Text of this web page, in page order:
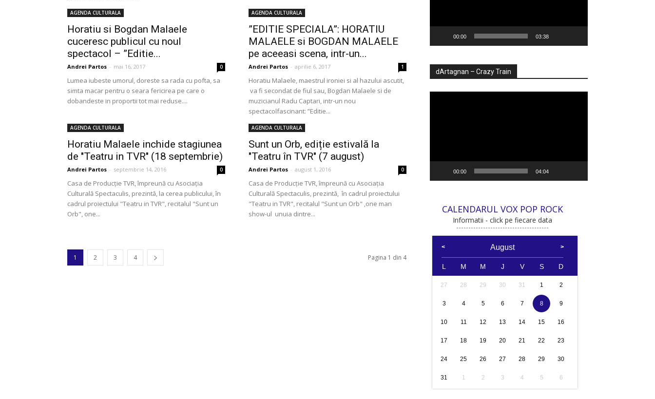
AGENDA CULTURALA
Horatiu si Bogdan Malaele
cuceresc publicul cu noul
spectacol – ”Editie...
Andrei Partos - mai 16, 2017 0
Lumea iubeste umorul, doreste sa rada cu pofta, sa
simta macar pentru o seara fericirea pe care o
dobandeste in proportii tot mai reduse....
AGENDA CULTURALA
”EDITIE SPECIALA”: HORATIU
MALAELE si BOGDAN MALAELE
pe aceeasi scena, intr-un...
Andrei Partos - aprilie 6, 2017 1
Horatiu Malaele, maestrul ironiei si al hazului ascutit,
va fi secondat de fiul sau, Bogdan Malaele si de
muzicianul Radu Captari, intr-un nou
spectacolfascinant: ”Editie...
AGENDA CULTURALA
Horatiu Malaele inchide stagiunea
de "Teatru in TVR" (18 septembrie)
Andrei Partos - septembrie 14, 2016 0
Casa de Producție TVR, împreună cu Asociația
Culturală Spectaculis, prezintă, la cerea publicului, în
cadrul proiectului "Teatru in TVR", recitalul "Sunt un
Orb", one...
AGENDA CULTURALA
Sunt un Orb, ediție estivală la
"Teatru în TVR" (7 august)
Andrei Partos - august 1, 2016 0
Casa de Producție TVR, împreună cu Asociația
Culturală Spectaculis, prezintă, în cadrul proiectului
"Teatru in TVR", recitalul "Sunt un Orb" ,one man
show-ul unuia dintre...
1 2 3 4 Pagina 1 din 4
00:00 03:38
dArtagnan – Crazy Train
00:00 04:04
CALENDARUL VOX POP ROCK
Informatii - click pe fiecare data
August
L M M J V S D
27 28 29 30 31 1 2
3 4 5 6 7 8 9
10 11 12 13 14 15 16
17 18 19 20 21 22 23
24 25 26 27 28 29 30
31 1 2 3 4 5 6